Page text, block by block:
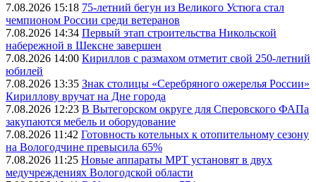
7.08.2026 15:18 75-летний бегун из Великого Устюга стал
чемпионом России среди ветеранов
7.08.2026 14:34 Первый этап строительства Никольской
набережной в Шексне завершен
7.08.2026 14:00 Кириллов с размахом отметит свой 250-летний
юбилей
7.08.2026 13:35 Знак столицы «Серебряного ожерелья России»
Кириллову вручат на Дне города
7.08.2026 12:23 В Вытегорском округе для Сперовского ФАПа
закупаются мебель и оборудование
7.08.2026 11:42 Готовность котельных к отопительному сезону
на Вологодчине превысила 65%
7.08.2026 11:25 Новые аппараты МРТ установят в двух
медучреждениях Вологодской области